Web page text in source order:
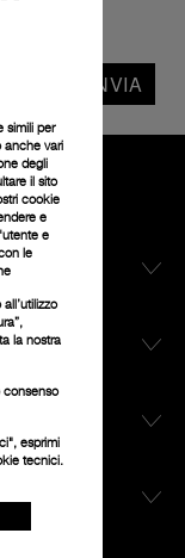
INVIA
simili per
anche vari
degli
il sito
cookie
e
e
le
la nostra
consenso
esprimi
tecnici.